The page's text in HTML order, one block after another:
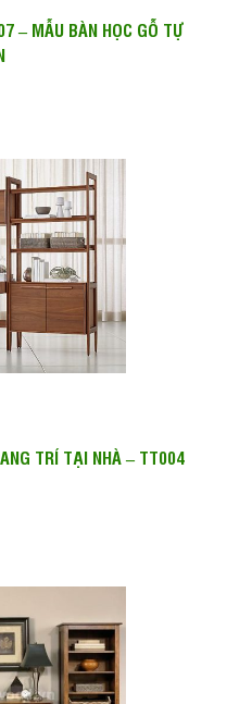
– MẪU BÀN HỌC GỖ TỰ
TRÍ TẠI NHÀ – TT004